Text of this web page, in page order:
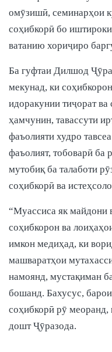
омӯзишӣ, семинарҳои
соҳибкорӣ бо
ватанию хориҷиро
Ба гуфтаи Дилшод
мекунад, ки
идоракунии тиҷорат
ҳамчунин, тавассути
фаъолияти худро
фаъолият, тобоварӣ ба
мутобиқ ба талаботи
соҳибкорӣ ва
“Муассиса як майдони
соҳибкорон ва
имкон медиҳад, ки
машваратҳои
намоянд, мустақиман
бошанд. Бахусус,
соҳибкорӣ рӯ
дошт Ҷӯразода.